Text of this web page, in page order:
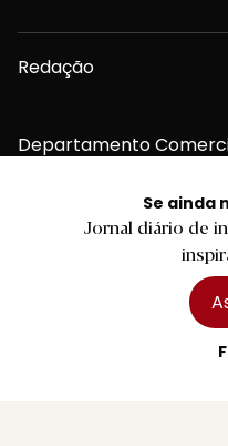
Se ainda
Jornal diário de
Redação
Departamento
Publicidade